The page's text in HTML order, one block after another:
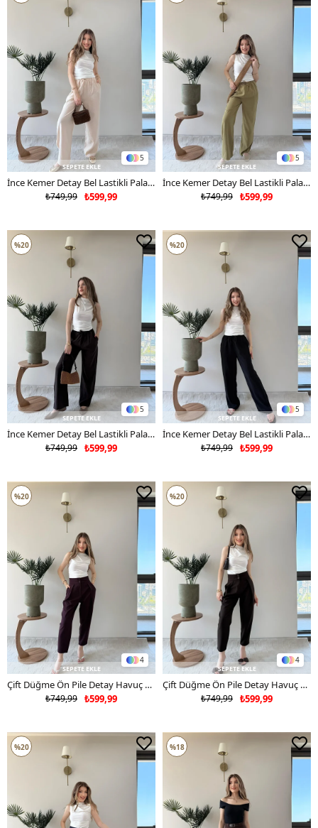
5
SEPETE EKLE
İnce Kemer Detay Bel Lastikli Palazzo Keten Pantolon Krem 2237
₺599,99
₺749,99
5
SEPETE EKLE
İnce Kemer Detay Bel Lastikli Palazzo Keten Pantolon Haki 2237
₺599,99
₺749,99
5
SEPETE EKLE
İnce Kemer Detay Bel Lastikli Palazzo Keten Pantolon Acı Kahve 2237
₺599,99
₺749,99
%20
5
SEPETE EKLE
İnce Kemer Detay Bel Lastikli Palazzo Keten Pantolon Siyah 2237
₺599,99
₺749,99
%20
4
SEPETE EKLE
Çift Düğme Ön Pile Detay Havuç Double Pantolon Mürdüm 2234
₺599,99
₺749,99
%20
4
SEPETE EKLE
Çift Düğme Ön Pile Detay Havuç Double Pantolon Acı Kahve 2234
₺599,99
₺749,99
%20
%20 %18